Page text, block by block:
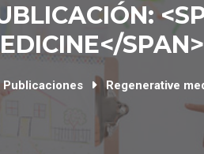
SPAN>
Publicaciones Regenerative